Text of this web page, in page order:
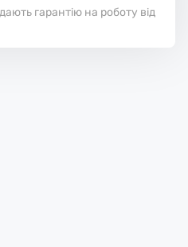
гарантію на роботу від